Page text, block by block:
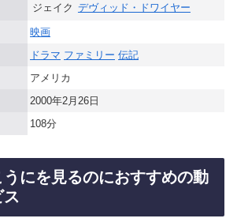
ジェイク デヴィッド・ドワイヤー
映画
ドラマ ファミリー 伝記
アメリカ
2000年2月26日
108分
にを見るのにおすすめの動